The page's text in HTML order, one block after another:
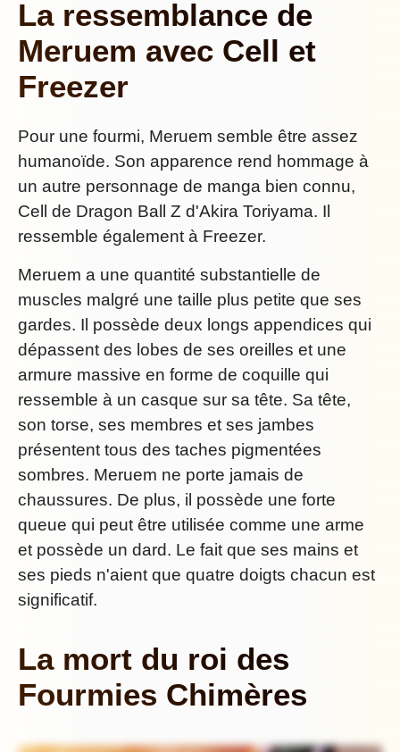
La ressemblance de
Meruem avec Cell et
Freezer
Pour une fourmi, Meruem semble être assez
humanoïde. Son apparence rend hommage à
un autre personnage de manga bien connu,
Cell de Dragon Ball Z d'Akira Toriyama. Il
ressemble également à Freezer.
Meruem a une quantité substantielle de
muscles malgré une taille plus petite que ses
gardes. Il possède deux longs appendices qui
dépassent des lobes de ses oreilles et une
armure massive en forme de coquille qui
ressemble à un casque sur sa tête. Sa tête,
son torse, ses membres et ses jambes
présentent tous des taches pigmentées
sombres. Meruem ne porte jamais de
chaussures. De plus, il possède une forte
queue qui peut être utilisée comme une arme
et possède un dard. Le fait que ses mains et
ses pieds n'aient que quatre doigts chacun est
significatif.
La mort du roi des
Fourmies Chimères